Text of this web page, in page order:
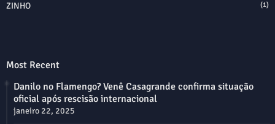
ZINHO (1)
Most Recent
Danilo no Flamengo? Venê Casagrande confirma situação
oficial após rescisão internacional
janeiro 22, 2025